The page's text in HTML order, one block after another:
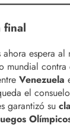
final
ahora espera al
mundial
Venezuela
el
garantizó su